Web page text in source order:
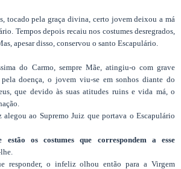
tocado pela graça divina, certo jovem deixou a má
Tempos depois recaiu nos costumes desregrados,
apesar disso, conservou o santo Escapulário.
do Carmo, sempre Mãe, atingiu-o com grave
doença, o jovem viu-se em sonhos diante do
que devido às suas atitudes ruins e vida má, o
ao Supremo Juiz que portava o Escapulário
estão os costumes que correspondem a esse
responder, o infeliz olhou então para a Virgem